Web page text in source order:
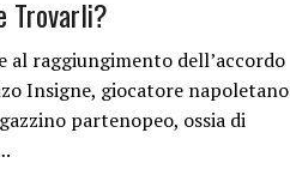
Trovarli?
al raggiungimento dell’accordo
Insigne, giocatore napoletano
partenopeo, ossia di